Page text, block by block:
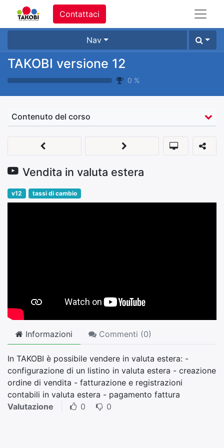
Contattaci
Nav
TAKOBI versione 12
0 %
Contenuto del corso
Vendita in valuta estera
v12 tassi di cambio
Informazioni Commenti (0)
In TAKOBI è possibile vendere in valuta estera: -
configurazione di un listino in valuta estera - creazione
ordine di vendita - fatturazione e registrazioni
contabili in valuta estera - pagamento fattura
Valutazione
0 0